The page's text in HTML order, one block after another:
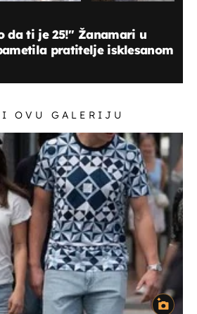
da ti je 25!" Žanamari u
pratitelje isklesanom
I OVU GALERIJU